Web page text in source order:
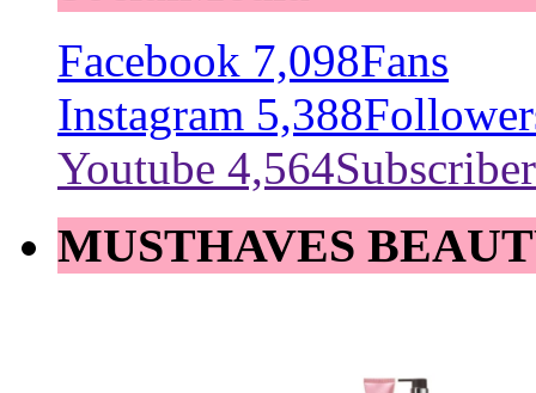
Facebook 7,098Fans
Instagram 5,388
Youtube 4,564Subscriber
MUSTHAVES